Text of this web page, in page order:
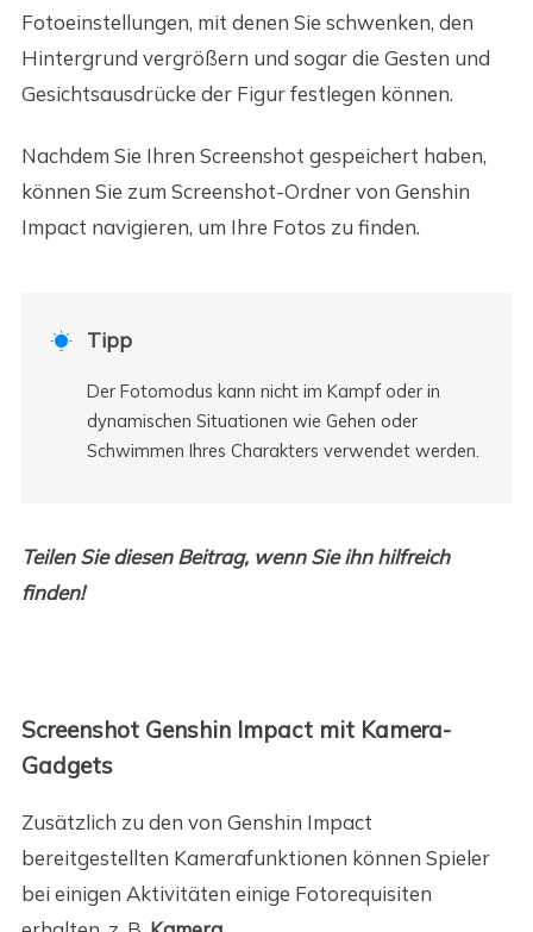
Fotoeinstellungen, mit denen Sie schwenken, den
Hintergrund vergrößern und sogar die Gesten und
Gesichtsausdrücke der Figur festlegen können.
Nachdem Sie Ihren Screenshot gespeichert haben,
können Sie zum Screenshot-Ordner von Genshin
Impact navigieren, um Ihre Fotos zu finden.
 Tipp
Der Fotomodus kann nicht im Kampf oder in
dynamischen Situationen wie Gehen oder
Schwimmen Ihres Charakters verwendet werden.
Teilen Sie diesen Beitrag, wenn Sie ihn hilfreich
finden!
Screenshot Genshin Impact mit Kamera-
Gadgets
Zusätzlich zu den von Genshin Impact
bereitgestellten Kamerafunktionen können Spieler
bei einigen Aktivitäten einige Fotorequisiten